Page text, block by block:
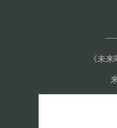
——
《未